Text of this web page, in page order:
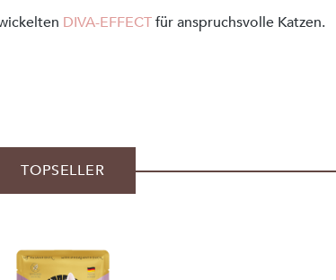
DIVA-EFFECTfür anspruchsvolle Katzen.
TOPSELLER